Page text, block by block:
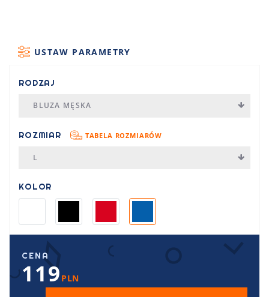
USTAW PARAMETRY
RODZAJ
BLUZA MĘSKA
ROZMIAR TABELA ROZMIARÓW
L
KOLOR
CENA
119 PLN